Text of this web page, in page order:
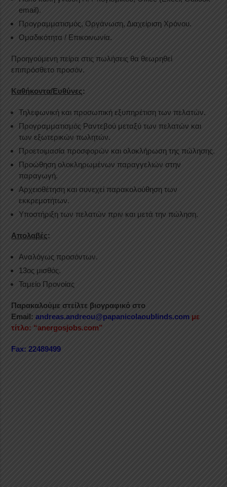
email).
Προγραμματισμός, Οργάνωση, Διαχείριση Χρόνου.
Ομαδικότητα / Επικοινωνία.
Προηγούμενη πείρα στις πωλήσεις θα θεωρηθεί
επιπρόσθετο προσόν.
Καθήκοντα/Ευθύνες:
Τηλεφωνική και προσωπική εξυπηρέτιση των πελατών.
Προγραμματισμός Ραντεβού μεταξύ των πελατών και
των εξωτερικών πωλητών.
Προετοιμασία προσφορών και ολοκλήρωση της πώλησης.
Προώθηση ολοκληρωμένων παραγγελιών στην
παραγωγή.
Αρχειοθέτηση και συνεχεί παρακολούθηση των
εκκρεμοτήτων.
Υποστήριξη των πελατών πριν και μετά την πώληση.
Απολαβές:
Αναλόγως προσόντων.
13ος μισθός.
Ταμείο Προνοίας
Παρακαλούμε στείλτε βιογραφικό στο
Email:andreas.andreou@papanicolaoublinds.com με
τίτλο: “anergosjobs.com”
Fax: 22489499